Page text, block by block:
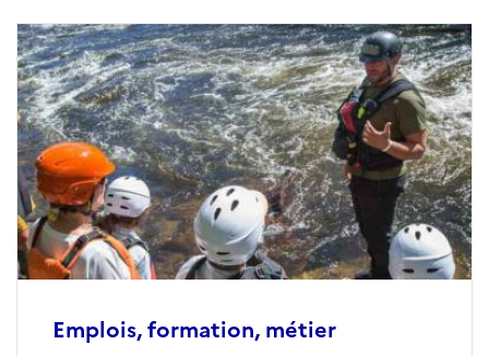
Emplois, formation, métier